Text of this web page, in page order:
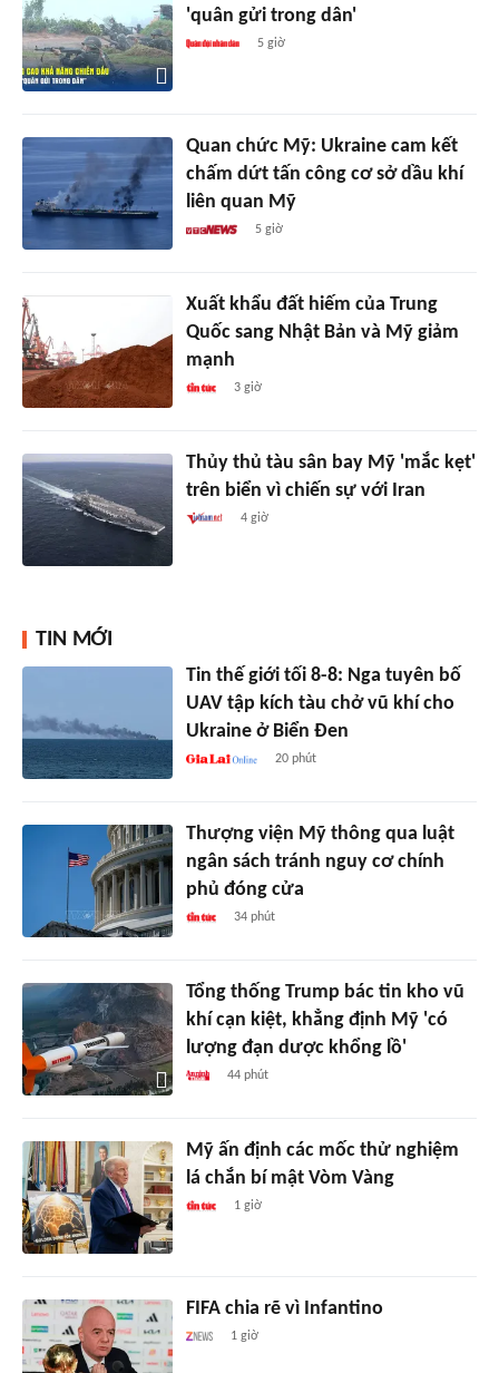
'quân gửi trong dân'
5 giờ
Quan chức Mỹ: Ukraine cam kết
chấm dứt tấn công cơ sở dầu khí
liên quan Mỹ
5 giờ
Xuất khẩu đất hiếm của Trung
Quốc sang Nhật Bản và Mỹ giảm
mạnh
3 giờ
Thủy thủ tàu sân bay Mỹ 'mắc kẹt'
trên biển vì chiến sự với Iran
4 giờ
TIN MỚI
Tin thế giới tối 8-8: Nga tuyên bố
UAV tập kích tàu chở vũ khí cho
Ukraine ở Biển Đen
20 phút
Thượng viện Mỹ thông qua luật
ngân sách tránh nguy cơ chính
phủ đóng cửa
34 phút
Tổng thống Trump bác tin kho vũ
khí cạn kiệt, khẳng định Mỹ 'có
lượng đạn dược khổng lồ'
44 phút
Mỹ ấn định các mốc thử nghiệm
lá chắn bí mật Vòm Vàng
1 giờ
FIFA chia rẽ vì Infantino
1 giờ